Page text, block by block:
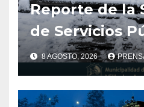
Reporte de la
de Servicios
Municipalidad
Angostura dia
-12:00HS
8 AGOSTO, 2026